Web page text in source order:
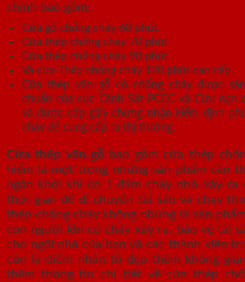
chính bao gồm:
Cửa gỗ chống cháy 60 phút.
Cửa thép chống cháy 70 phút
Cửa thép chống cháy 90 phút
Và cửa Thép chống cháy 120 phút cao cấp.
Cửa thép vân gỗ có chống cháy được
chuẩn của cục Cảnh Sát PCCC và Cứu nạn
và được cấp giấy chứng nhận kiểm định
cháy để cung cấp ra thị trường.
Cửa thép vân gỗ bao gồm cửa thép
hiểm là một trong những sản phẩm cần
ngăn khói khi có 1 đám cháy nhỏ xảy ra
thời gian để di chuyển tài sản và chạy
thép chống cháy không những là sản
con người khi có cháy xảy ra, bảo vệ tài
cho ngôi nhà của bạn và các thành viên
còn là điểm nhấn tô đẹp thêm không
thêm thông tin chi tiết về cửa thép